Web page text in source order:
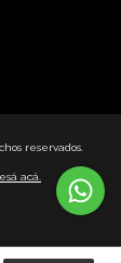
reservados.
acá.